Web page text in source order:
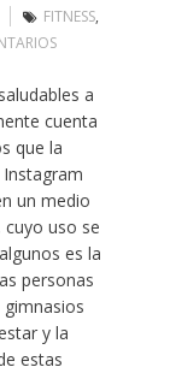
FITNESS,
a
cuenta
que la
un medio
uso se
es la
personas
y la
estas